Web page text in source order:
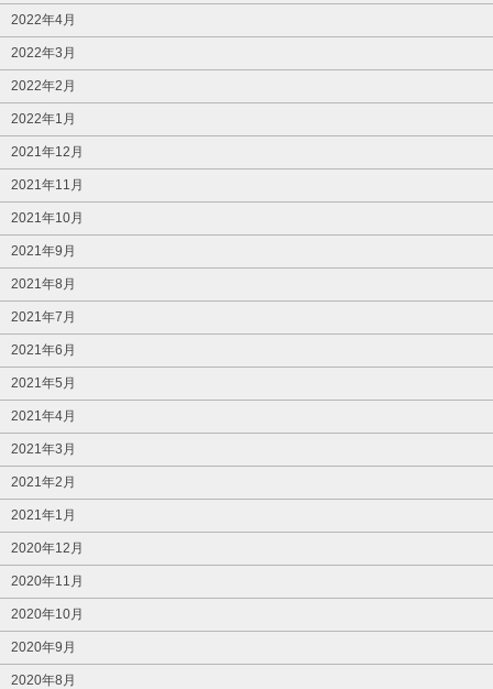
2022年4月
2022年3月
2022年2月
2022年1月
2021年12月
2021年11月
2021年10月
2021年9月
2021年8月
2021年7月
2021年6月
2021年5月
2021年4月
2021年3月
2021年2月
2021年1月
2020年12月
2020年11月
2020年10月
2020年9月
2020年8月